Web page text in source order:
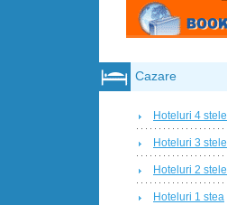
Cazare
Hoteluri 4 stele
Hoteluri 3 stele
Hoteluri 2 stele
Hoteluri 1 stea